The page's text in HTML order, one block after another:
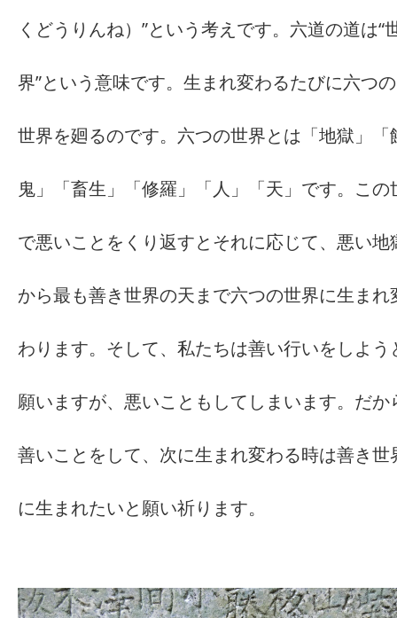
くどうりんね）”という考えです。六道の道は“
界”という意味です。生まれ変わるたびに六つの
世界を廻るのです。六つの世界とは「地獄」「
鬼」「畜生」「修羅」「人」「天」です。この
で悪いことをくり返すとそれに応じて、悪い地
から最も善き世界の天まで六つの世界に生まれ
わります。そして、私たちは善い行いをしよう
願いますが、悪いこともしてしまいます。だか
善いことをして、次に生まれ変わる時は善き世
に生まれたいと願い祈ります。